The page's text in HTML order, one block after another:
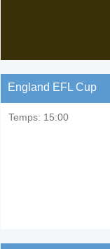
England EFL Cup
Temps: 15:00